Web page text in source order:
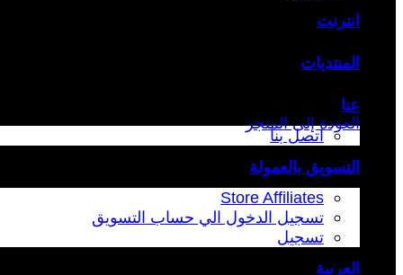
العودة إلى المتجر
انترنت
المنتديات
عنا
اتصل بنا
التسويق بالعمولة
Store Affiliates
تسجيل الدخول الي حساب التسويق
تسجيل
العربية